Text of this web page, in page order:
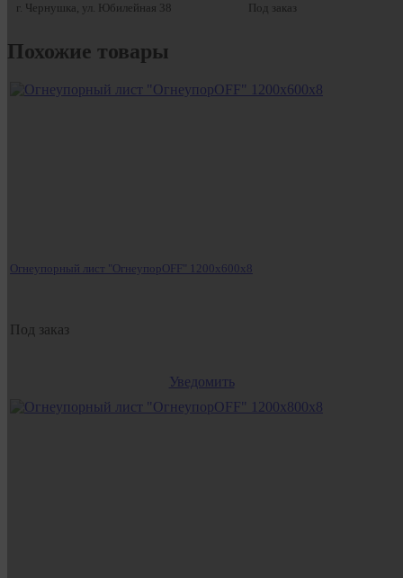
г. Чернушка, ул. Юбилейная 38 Под заказ
Похожие товары
Огнеупорный лист "ОгнеупорOFF" 1200x600x8
Под заказ
Уведомить